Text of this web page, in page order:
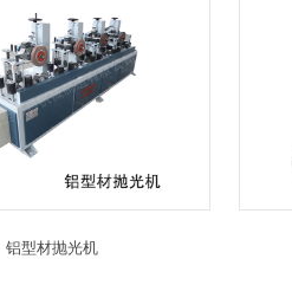
铝型材抛光机